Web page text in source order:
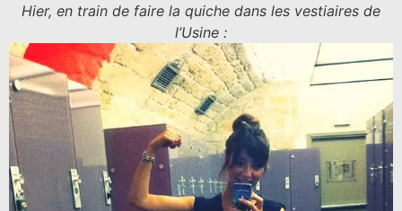
Hier, en train de faire la quiche dans les vestiaires de
l’Usine :